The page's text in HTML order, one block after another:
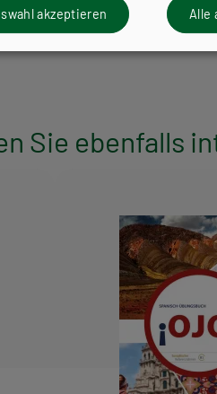
Sie ebenfalls
akzeptieren Alle